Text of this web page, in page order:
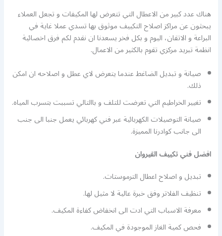
هناك عدد كبير من الاعطال التي تتعرض لها المكيفات و تجعل العملاء
يبحثون عن مراكز اصلاح التكييف موثوق بها تسدي عملا غاية في
البراعة و الاتقان، اليوم و بكل فخر يسعدنا ان نقدم لكم فرق اخصائية
انظمة تبريد مركزي تقوم بالكثير من الاعمال.
صيانة و تبديل الضاغط عندما يتعرض لاي عطل و اصلاحه ان امكن
ذلك.
تغيير الخراطيم التي تعرضت للتلف و باالتالي تسببت بتسرب المياه.
صيانة التوصيلات الكهربائية عبر فني كهربائي يعمل جنبا الى جنب
الى جانب كوادرنا المميزة.
افضل فني تكييف القيروان
تبديل و اصلاح اعطال الترموستات.
تنظيف الفلاتر وفق خبرة عالية لا مثيل لها.
معرفة الاسباب التي ادت الى انخفاض كفاءة المكيف.
فحص كمية الغاز الموجودة في المكيف.